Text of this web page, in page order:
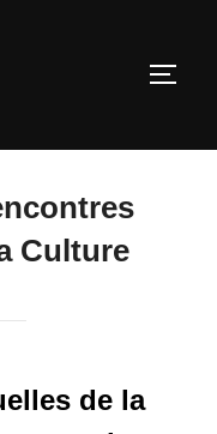
Culture
de la